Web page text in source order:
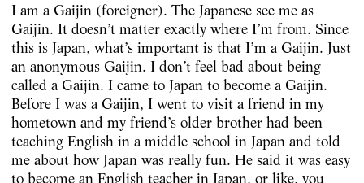
I am a Gaijin (foreigner). The Japanese see me as
Gaijin. It doesn’t matter exactly where I’m from. Since
this is Japan, what’s important is that I’m a Gaijin. Just
an anonymous Gaijin. I don’t feel bad about being
called a Gaijin. I came to Japan to become a Gaijin.
Before I was a Gaijin, I went to visit a friend in my
hometown and my friend’s older brother had been
teaching English in a middle school in Japan and told
me about how Japan was really fun. He said it was easy
to become an English teacher in Japan, or like, you